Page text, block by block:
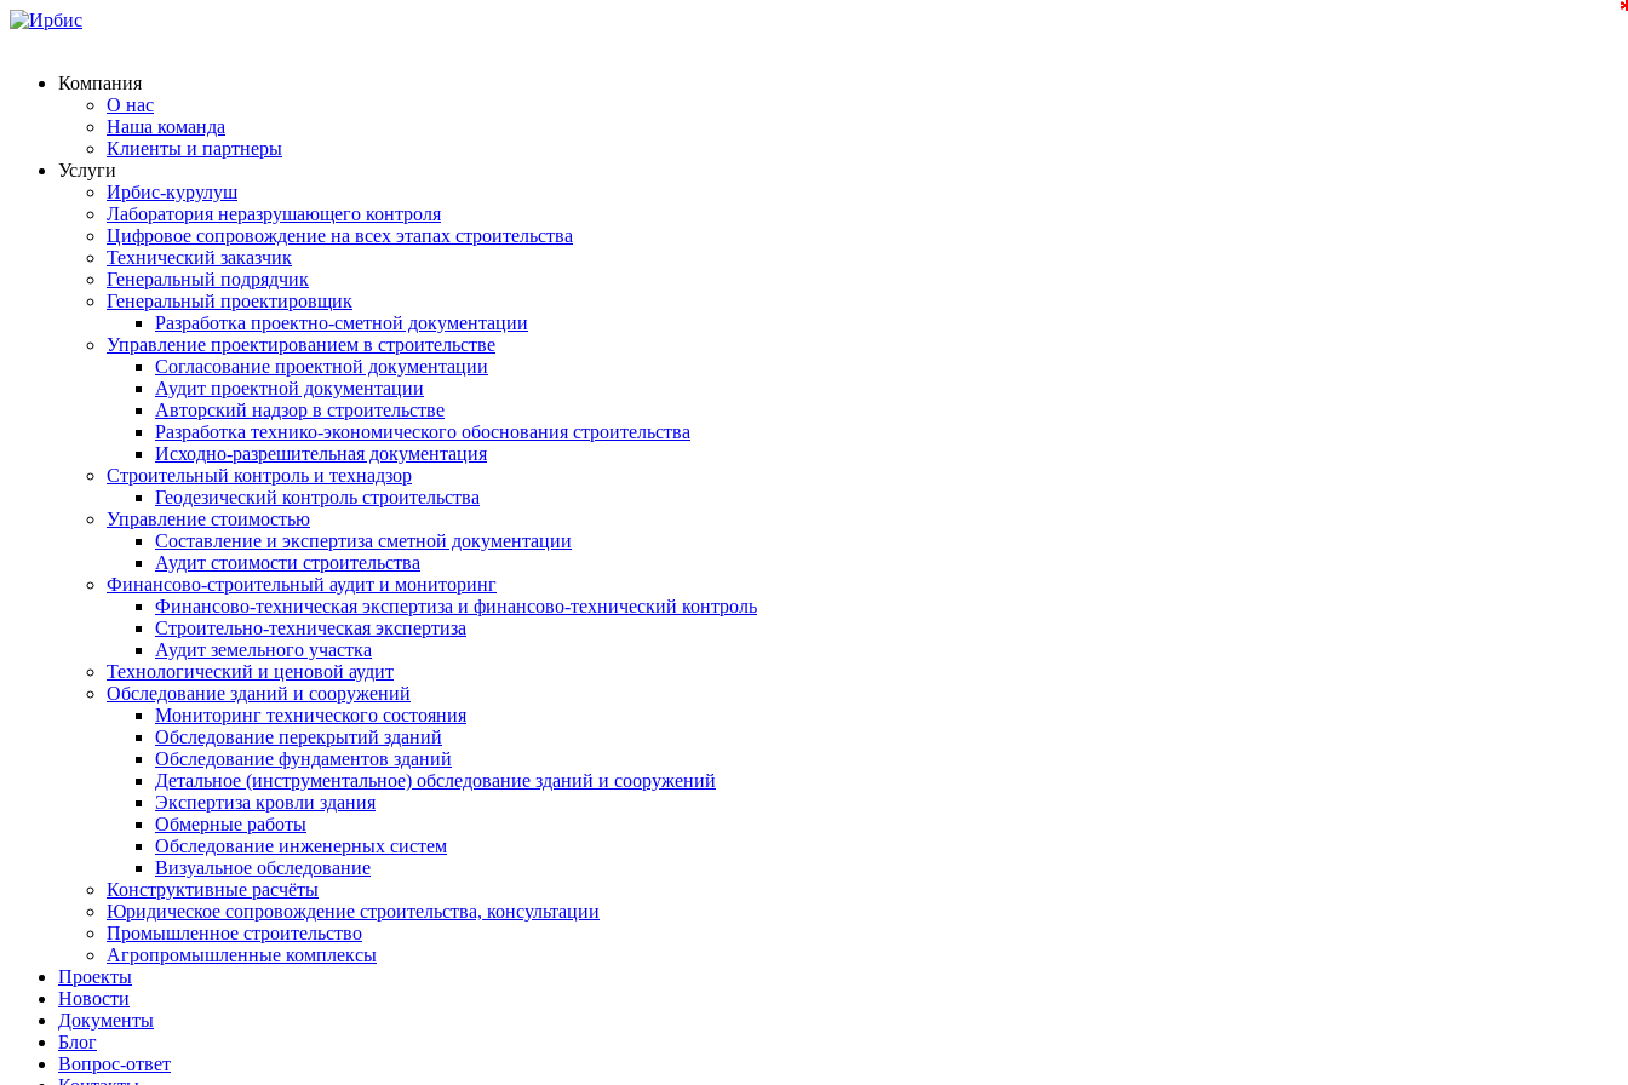
Компания
О нас
Наша команда
Клиенты и партнеры
Услуги
Ирбис-курулуш
Лаборатория неразрушающего контроля
Цифровое сопровождение на всех этапах строительства
Технический заказчик
Генеральный подрядчик
Генеральный проектировщик
Разработка проектно-сметной документации
Управление проектированием в строительстве
Согласование проектной документации
Аудит проектной документации
Авторский надзор в строительстве
Разработка технико-экономического обоснования строительства
Исходно-разрешительная документация
Строительный контроль и технадзор
Геодезический контроль строительства
Управление стоимостью
Составление и экспертиза сметной документации
Аудит стоимости строительства
Финансово-строительный аудит и мониторинг
Финансово-техническая экспертиза и финансово-технический контроль
Строительно-техническая экспертиза
Аудит земельного участка
Технологический и ценовой аудит
Обследование зданий и сооружений
Мониторинг технического состояния
Обследование перекрытий зданий
Обследование фундаментов зданий
Детальное (инструментальное) обследование зданий и сооружений
Экспертиза кровли здания
Обмерные работы
Обследование инженерных систем
Визуальное обследование
Конструктивные расчёты
Юридическое сопровождение строительства, консультации
Промышленное строительство
Агропромышленные комплексы
Проекты
Новости
Документы
Блог
Вопрос-ответ